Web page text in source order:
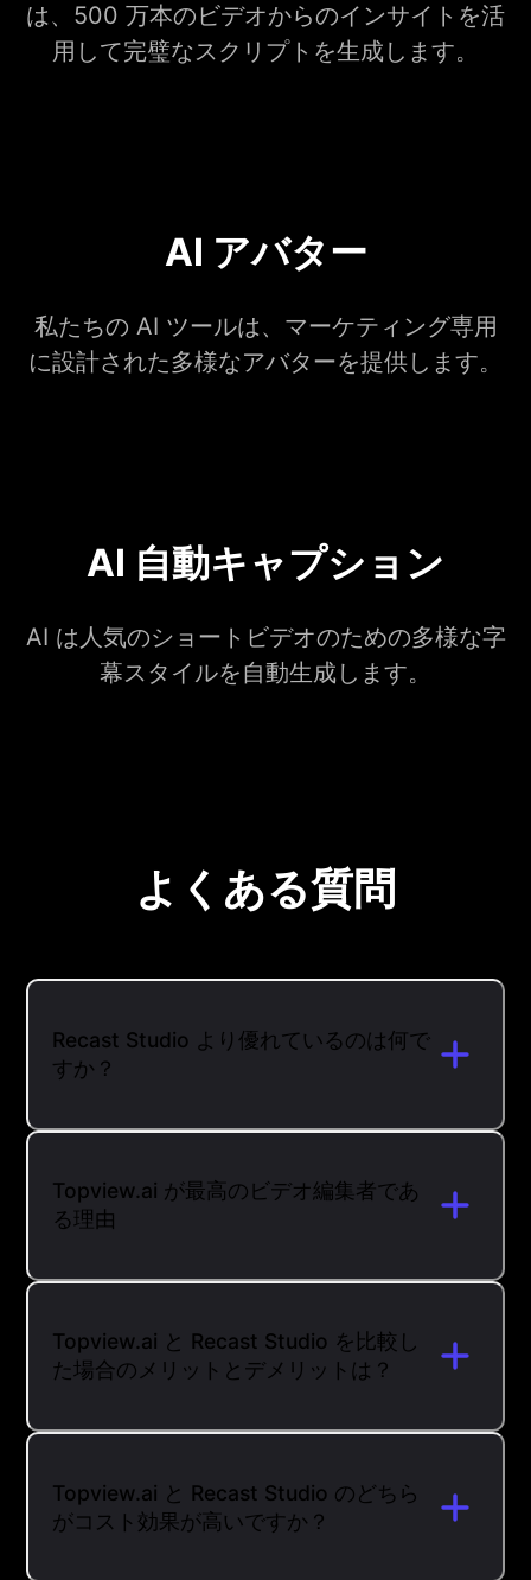
は、500 万本のビデオからのインサイトを活
用して完璧なスクリプトを生成します。
AI アバター
私たちの AI ツールは、マーケティング専用
に設計された多様なアバターを提供します。
AI 自動キャプション
AI は人気のショートビデオのための多様な字
幕スタイルを自動生成します。
よくある質問
Recast Studio より優れているのは何で
すか？
Topview.ai が最高のビデオ編集者であ
る理由
Topview.ai と Recast Studio を比較し
た場合のメリットとデメリットは？
Topview.ai と Recast Studio のどちら
がコスト効果が高いですか？